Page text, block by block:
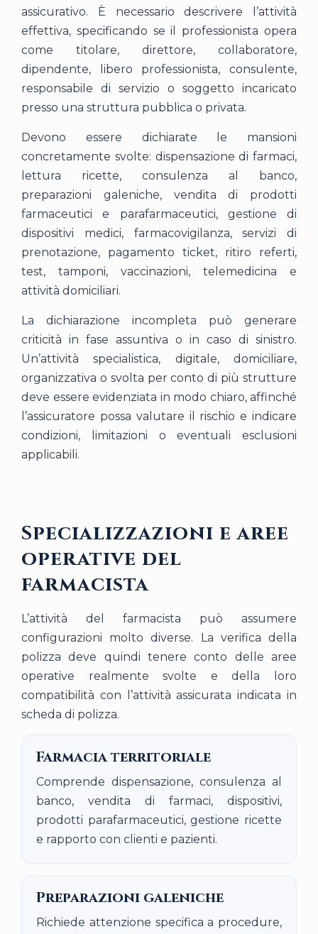
assicurativo. È necessario descrivere l’attività
effettiva, specificando se il professionista opera
come titolare, direttore, collaboratore,
dipendente, libero professionista, consulente,
responsabile di servizio o soggetto incaricato
presso una struttura pubblica o privata.
Devono essere dichiarate le mansioni
concretamente svolte: dispensazione di farmaci,
lettura ricette, consulenza al banco,
preparazioni galeniche, vendita di prodotti
farmaceutici e parafarmaceutici, gestione di
dispositivi medici, farmacovigilanza, servizi di
prenotazione, pagamento ticket, ritiro referti,
test, tamponi, vaccinazioni, telemedicina e
attività domiciliari.
La dichiarazione incompleta può generare
criticità in fase assuntiva o in caso di sinistro.
Un’attività specialistica, digitale, domiciliare,
organizzativa o svolta per conto di più strutture
deve essere evidenziata in modo chiaro, affinché
l’assicuratore possa valutare il rischio e indicare
condizioni, limitazioni o eventuali esclusioni
applicabili.
Specializzazioni e aree
operative del
farmacista
L’attività del farmacista può assumere
configurazioni molto diverse. La verifica della
polizza deve quindi tenere conto delle aree
operative realmente svolte e della loro
compatibilità con l’attività assicurata indicata in
scheda di polizza.
Farmacia territoriale
Comprende dispensazione, consulenza al
banco, vendita di farmaci, dispositivi,
prodotti parafarmaceutici, gestione ricette
e rapporto con clienti e pazienti.
Preparazioni galeniche
Richiede attenzione specifica a procedure,